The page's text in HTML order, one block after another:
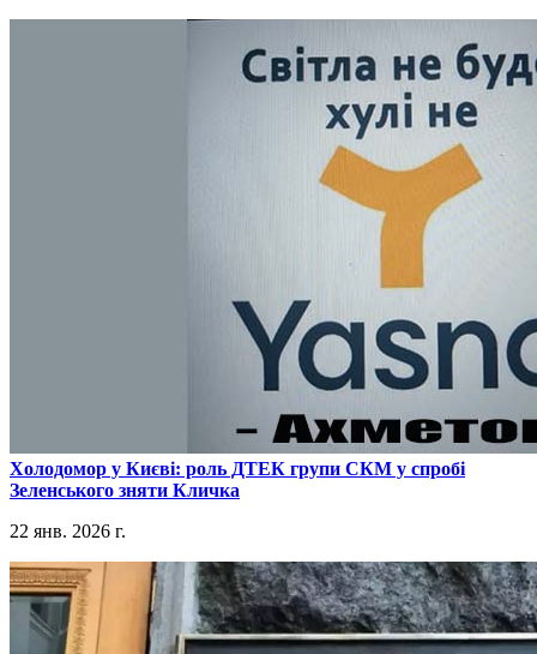
​Холодомор у Києві: роль ДТЕК групи СКМ у спробі
Зеленського зняти Кличка
22 янв. 2026 г.